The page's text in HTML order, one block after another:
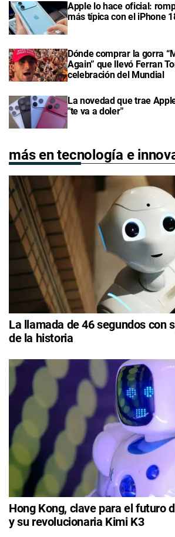
Apple lo hace oficial:
más típica con el iPhone
Dónde comprar la gorra
Again” que llevó Ferran
celebración del Mundial
La novedad que trae
"te va a doler"
más en tecnología e
La llamada de 46 segundos con
de la historia
Hong Kong, clave para el futuro
y su revolucionaria Kimi K3